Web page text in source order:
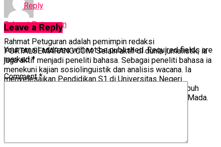
Rahmat Petuguran
Rahmat Petuguran adalah pemimpin redaksi
PORTALSEMARANG.COM. Selain aktif di dunia jurnalistik, ia
juga aktif menjadi peneliti bahasa. Sebagai peneliti bahasa ia
menekuni kajian sosiolinguistik dan analisis wacana. Ia
menyelesaikan Pendidikan S1 di Universitas Negeri
Semarang, S2 di Universitas Diponegoro, dan menempuh
Program Doktor Bidang Linguistik Universitas Gadjah Mada.
Reply
Leave a Reply
Your email address will not be published. Required fields are
marked*
Comment*